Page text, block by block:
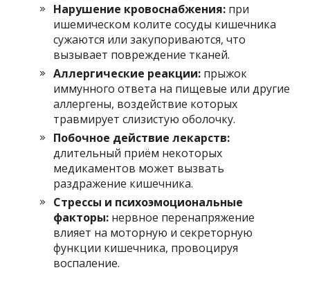
Нарушение кровоснабжения: при
ишемическом колите сосуды кишечника
сужаются или закупориваются, что
вызывает повреждение тканей.
Аллергические реакции: прыжок
иммунного ответа на пищевые или другие
аллергены, воздействие которых
травмирует слизистую оболочку.
Побочное действие лекарств:
длительный приём некоторых
медикаментов может вызвать
раздражение кишечника.
Стрессы и психоэмоциональные
факторы: нервное перенапряжение
влияет на моторную и секреторную
функции кишечника, провоцируя
воспаление.